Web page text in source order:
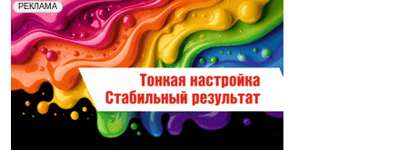
РЕКЛАМА
Реклама. Рекламодатель ООО "Передовые Системы
Печати" erid: 2SDnjd2d4Qz